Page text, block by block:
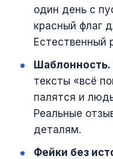
один день с
красный флаг
Естественный
Шаблонность.
тексты «всё
палятся и
Реальные
деталям.
Фейки без